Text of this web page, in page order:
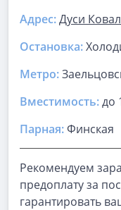
Адрес:Дуси
Остановка:
Метро:
Вместимость:до
Парная:Финская
Рекомендуем
предоплату за
гарантировать